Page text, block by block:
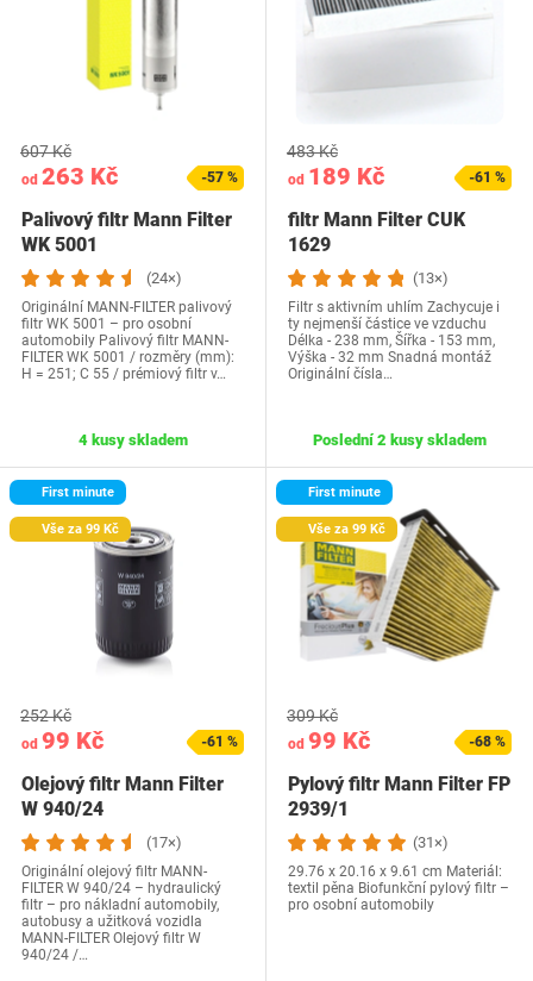
od 263 Kč
607 Kč
-57 %
Palivový filtr Mann Filter
WK 5001
(24×)
Originální MANN-FILTER palivový
filtr WK 5001 – pro osobní
automobily Palivový filtr MANN-
FILTER WK 5001 / rozměry (mm):
H = 251; C 55 / prémiový filtr v…
4 kusy skladem
od 189 Kč
483 Kč
-61 %
filtr Mann Filter CUK
1629
(13×)
Filtr s aktivním uhlím Zachycuje i
ty nejmenší částice ve vzduchu
Délka - 238 mm, Šířka - 153 mm,
Výška - 32 mm Snadná montáž
Originální čísla…
Poslední 2 kusy skladem
First minute
Vše za 99 Kč
od 99 Kč
252 Kč
-61 %
Olejový filtr Mann Filter
W 940/24
(17×)
Originální olejový filtr MANN-
FILTER W 940/24 – hydraulický
filtr – pro nákladní automobily,
autobusy a užitková vozidla
MANN-FILTER Olejový filtr W
940/24 /…
First minute
Vše za 99 Kč
od 99 Kč
309 Kč
-68 %
Pylový filtr Mann Filter FP
2939/1
(31×)
29.76 x 20.16 x 9.61 cm Materiál:
textil pěna Biofunkční pylový filtr –
pro osobní automobily